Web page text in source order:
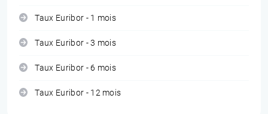
Taux Euribor - 1 mois
Taux Euribor - 3 mois
Taux Euribor - 6 mois
Taux Euribor - 12 mois